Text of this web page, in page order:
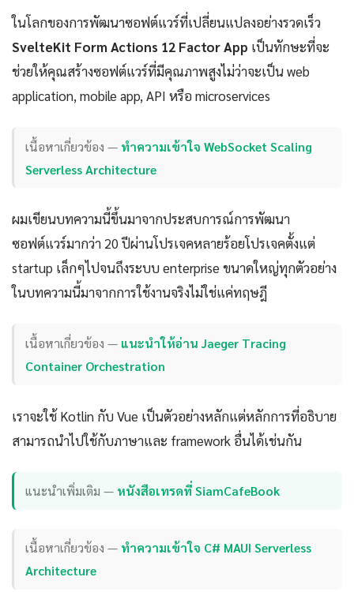
ในโลกของการพัฒนาซอฟต์แวร์ที่เปลี่ยนแปลงอย่างรวดเร็ว
SvelteKit Form Actions 12 Factor App เป็นทักษะที่จะ
ช่วยให้คุณสร้างซอฟต์แวร์ที่มีคุณภาพสูงไม่ว่าจะเป็น web
application, mobile app, API หรือ microservices
เนื้อหาเกี่ยวข้อง — ทำความเข้าใจ WebSocket Scaling
Serverless Architecture
ผมเขียนบทความนี้ขึ้นมาจากประสบการณ์การพัฒนา
ซอฟต์แวร์มากว่า 20 ปีผ่านโปรเจคหลายร้อยโปรเจคตั้งแต่
startup เล็กๆไปจนถึงระบบ enterprise ขนาดใหญ่ทุกตัวอย่าง
ในบทความนี้มาจากการใช้งานจริงไม่ใช่แค่ทฤษฎี
เนื้อหาเกี่ยวข้อง — แนะนำให้อ่าน Jaeger Tracing
Container Orchestration
เราจะใช้ Kotlin กับ Vue เป็นตัวอย่างหลักแต่หลักการที่อธิบาย
สามารถนำไปใช้กับภาษาและ framework อื่นได้เช่นกัน
แนะนำเพิ่มเติม — หนังสือเทรดที่ SiamCafeBook
เนื้อหาเกี่ยวข้อง — ทำความเข้าใจ C# MAUI Serverless
Architecture